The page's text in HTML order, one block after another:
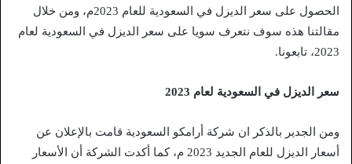
الحصول على سعر الديزل في السعودية للعام 2023م، ومن خلال
مقالتنا هذه سوف نتعرف سويا على سعر الديزل في السعودية لعام
2023، تابعونا.
سعر الديزل في السعودية لعام 2023
ومن الجدير بالذكر ان شركة أرامكو السعودية قامت بالإعلان عن
أسعار الديزل للعام الجديد 2023 م، كما أكدت الشركة أن الأسعار